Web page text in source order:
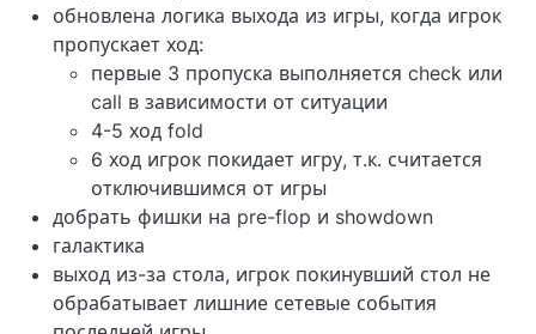
обновлена логика выхода из игры, когда игрок
пропускает ход:
первые 3 пропуска выполняется check или
call в зависимости от ситуации
4-5 ход fold
6 ход игрок покидает игру, т.к. считается
отключившимся от игры
добрать фишки на pre-flop и showdown
галактика
выход из-за стола, игрок покинувший стол не
обрабатывает лишние сетевые события